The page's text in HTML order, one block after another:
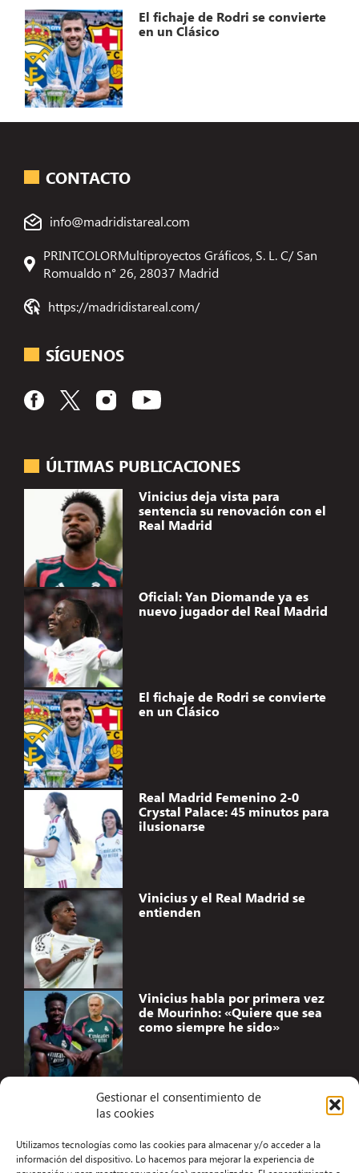
Gestionar el consentimiento de
las cookies
Utilizamos tecnologías como las cookies para almacenar y/o acceder a la
información del dispositivo. Lo hacemos para mejorar la experiencia de
El fichaje de Rodri se convierte
en un Clásico
ÚLTIMAS PUBLICACIONES
Vinicius deja vista para
sentencia su renovación con el
Real Madrid
Oficial: Yan Diomande ya es
nuevo jugador del Real Madrid
El fichaje de Rodri se convierte
en un Clásico
Real Madrid Femenino 2-0
Crystal Palace: 45 minutos para
ilusionarse
Vinicius y el Real Madrid se
entienden
Vinicius habla por primera vez
de Mourinho: «Quiere que sea
como siempre he sido»
CONTACTO
info@madridistareal.com
PRINTCOLORMultiproyectos Gráficos, S. L. C/ San
Romualdo n° 26, 28037 Madrid
https://madridistareal.com/
SÍGUENOS
Aviso Legal